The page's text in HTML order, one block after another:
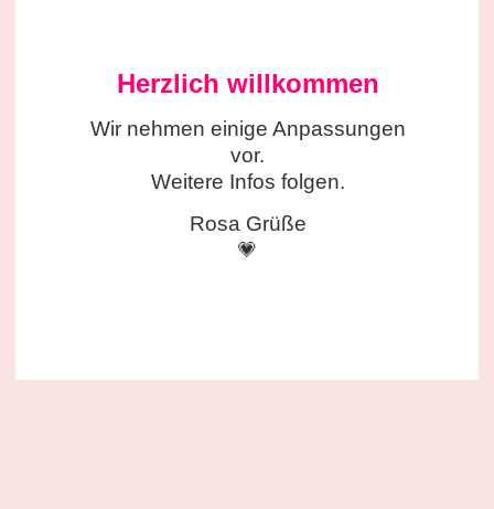
Herzlich willkommen
Wir nehmen einige Anpassungen
vor.
Weitere Infos folgen.
Rosa Grüße
💗